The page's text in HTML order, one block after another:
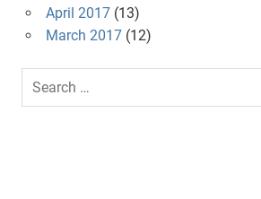
April 2017(13)
March 2017(12)